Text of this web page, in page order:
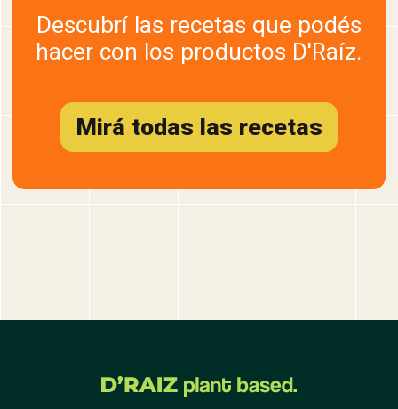
Descubrí las recetas que podés
hacer con los productos D'Raíz.
Mirá todas las recetas